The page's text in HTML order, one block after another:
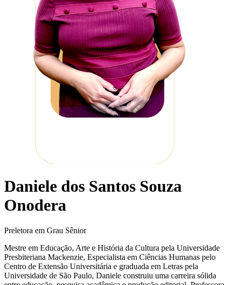
Daniele dos Santos Souza
Onodera
Preletora em Grau Sênior
Mestre em Educação, Arte e História da Cultura pela Universidade
Presbiteriana Mackenzie, Especialista em Ciências Humanas pelo
Centro de Extensão Universitária e graduada em Letras pela
Universidade de São Paulo, Daniele construiu uma carreira sólida